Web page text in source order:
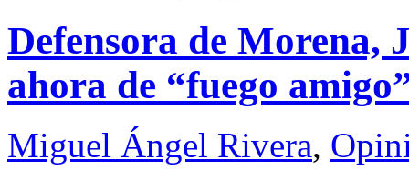
Defensora de Morena,
ahora de “fuego
Miguel Ángel Rivera,